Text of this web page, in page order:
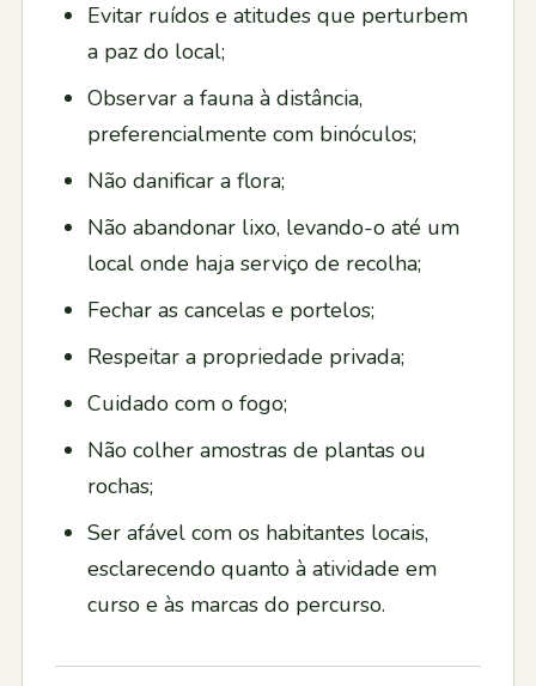
Evitar ruídos e atitudes que perturbem
a paz do local;
Observar a fauna à distância,
preferencialmente com binóculos;
Não danificar a flora;
Não abandonar lixo, levando-o até um
local onde haja serviço de recolha;
Fechar as cancelas e portelos;
Respeitar a propriedade privada;
Cuidado com o fogo;
Não colher amostras de plantas ou
rochas;
Ser afável com os habitantes locais,
esclarecendo quanto à atividade em
curso e às marcas do percurso.